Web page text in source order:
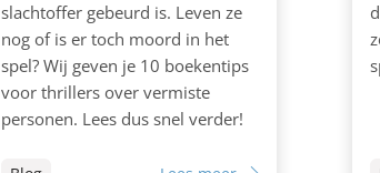
slachtoffer gebeurd is. Leven ze
nog of is er toch moord in het
spel? Wij geven je 10 boekentips
voor thrillers over vermiste
personen. Lees dus snel verder!